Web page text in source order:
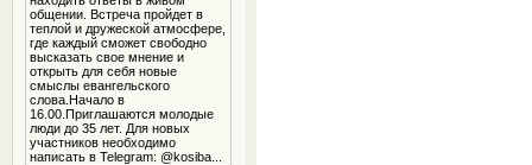
общении. Встреча пройдет в
теплой и дружеской атмосфере,
где каждый сможет свободно
высказать свое мнение и
открыть для себя новые
смыслы евангельского
слова.Начало в
16.00.Приглашаются молодые
люди до 35 лет. Для новых
участников необходимо
написать в Telegram: @kosiba...